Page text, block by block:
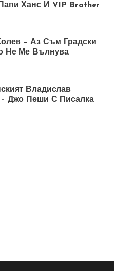
Ханс И VIP Brother
– Аз Съм Градски
Не Ме Вълнува
Владислав
Джо Пеши С Писалка